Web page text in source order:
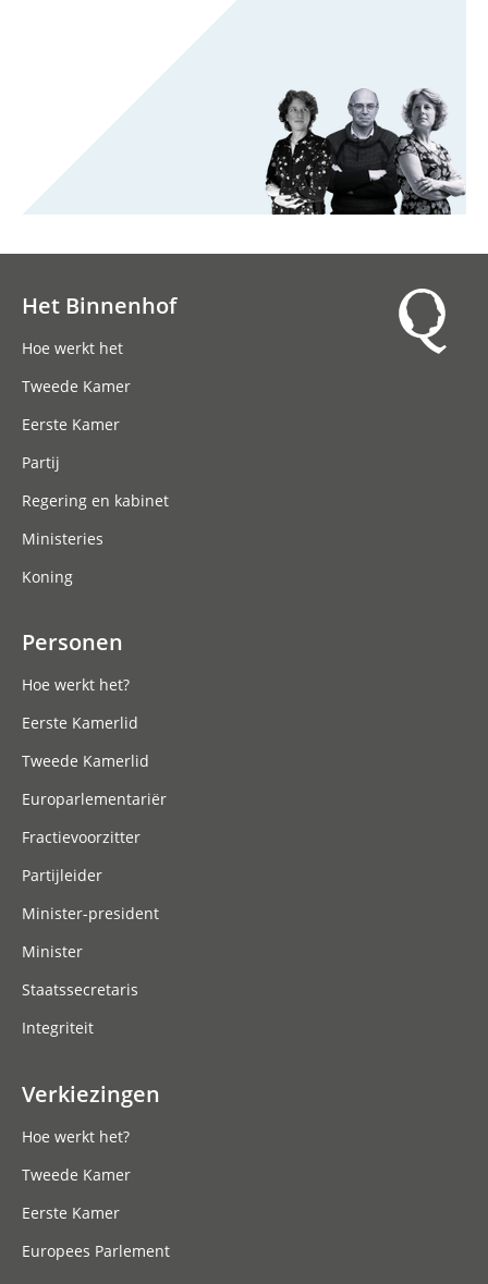
Het Binnenhof
Hoe werkt het
Tweede Kamer
Eerste Kamer
Partij
Regering en kabinet
Ministeries
Koning
Personen
Hoe werkt het?
Eerste Kamerlid
Tweede Kamerlid
Europarlementariër
Fractievoorzitter
Partijleider
Minister-president
Minister
Staatssecretaris
Integriteit
Verkiezingen
Hoe werkt het?
Tweede Kamer
Eerste Kamer
Europees Parlement